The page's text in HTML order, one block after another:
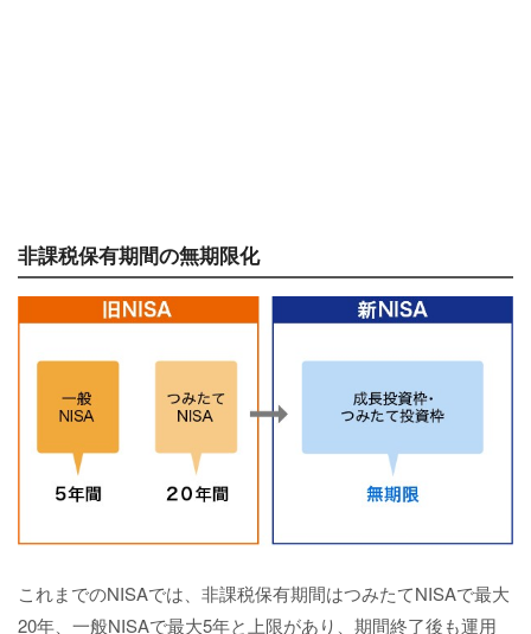
非課税保有期間の無期限化
これまでのNISAでは、非課税保有期間はつみたてNISAで最大
20年、一般NISAで最大5年と上限があり、期間終了後も運用